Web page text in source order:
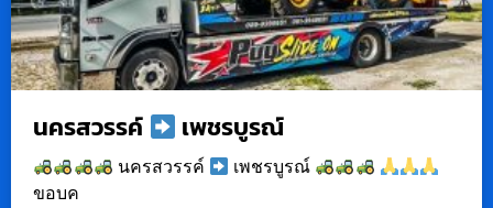
นครสวรรค์ เพชรบูรณ์
นครสวรรค์
เพชรบูรณ์
ขอบค